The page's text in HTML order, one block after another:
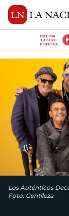
ESCUCHÁ
TU RADIO
PREFERIDA
Los Auténticos
Foto: Gentileza